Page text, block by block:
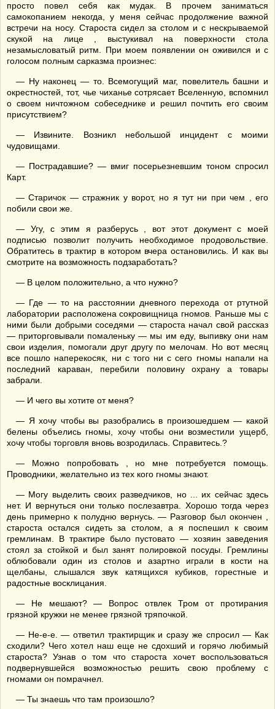
просто повел себя как мудак. В прочем заниматься
самокопанием некогда, у меня сейчас продолжение важной
встречи на носу. Староста сидел за столом и с нескрываемой
скукой на лице , выстукивал на поверхности стола
незамысловатый ритм. При моем появлении он оживился и с
голосом полным сарказма произнес:
— Ну наконец — то. Всемогущий маг, повелитель башни и
окрестностей, тот, чье чиханье сотрясает Вселенную, вспомнил
о своем ничтожном собеседнике и решил почтить его своим
присутствием?
— Извините. Возникл небольшой инцидент с моими
чудовищами.
— Пострадавшие? — вмиг посерьезневшим тоном спросил
Карт.
— Старичок — стражник у ворот, но я тут ни при чем , его
побили свои же.
— Угу, с этим я разберусь , вот этот документ с моей
подписью позволит получить необходимое продовольствие.
Обратитесь в трактир в котором вчера остановились. И как вы
смотрите на возможность подзаработать?
— В целом положительно, а что нужно?
— Где — то на расстоянии дневного перехода от ртутной
лаборатории расположена сокровищница гномов. Раньше мы с
ними были добрыми соседями — староста начал свой рассказ
— приторговывали помаленьку — мы им еду, выпивку они нам
свои изделия, помогали друг другу по мелочам. Но вот месяц
все пошло наперекосяк, ни с того ни с сего гномы напали на
последний караван, перебили половину охрану а товары
забрали.
— И чего вы хотите от меня?
— Я хочу чтобы вы разобрались в произошедшем — какой
белены объелись гномы, хочу чтобы они возместили ущерб,
хочу чтобы торговля вновь возродилась. Справитесь.?
— Можно попробовать , но мне потребуется помощь.
Проводники, желательно из тех кого гномы знают.
— Могу выделить своих разведчиков, но ... их сейчас здесь
нет. И вернуться они только послезавтра. Хорошо тогда через
день примерно к полудню вернусь. — Разговор был окончен ,
староста остался сидеть за столом, а я поспешил к своим
гремлинам. В трактире было пустовато — хозяин заведения
стоял за стойкой и был занят полировкой посуды. Гремлины
облюбовали один из столов и азартно играли в кости на
щелбаны, слышался звук катящихся кубиков, горестные и
радостные восклицания.
— Не мешают? — Вопрос отвлек Тром от протирания
грязной кружки не менее грязной тряпочкой.
— Не-е-е. — ответил трактирщик и сразу же спросил — Как
сходили? Чего хотел наш еще не сдохший и горячо любимый
староста? Узнав о том что староста хочет воспользоваться
подвернувшейся возможностью решить свою проблему с
гномами он помрачнел.
— Ты знаешь что там произошло?